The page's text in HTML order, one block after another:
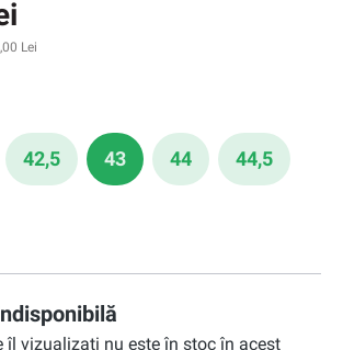
Lei
42,5 43 44 44,5
îl vizualizați nu este în stoc în acest